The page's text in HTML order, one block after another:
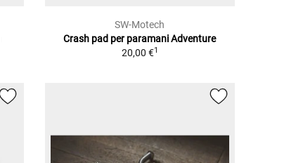
SW-Motech
Crash pad per paramani Adventure
20,00 €1